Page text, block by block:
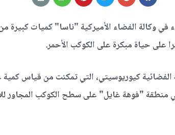
في وكالة الفضاء الأميركية "ناسا" كميات كبيرة
على حياة مبكرة على الكوكب الأحمر.
كيوريوسيتي، التي تمكنت من قياس كمية
منطقة "فوهة غايل" على سطح الكوكب المجاور